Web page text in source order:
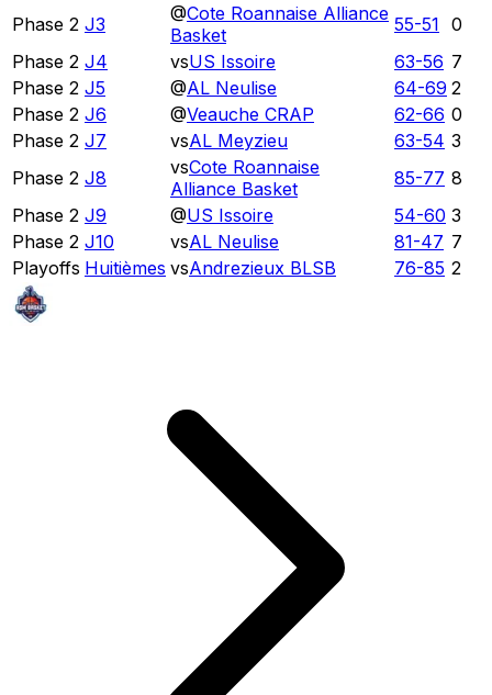
Phase 2 J3 @Cote Roannaise Alliance
Basket
55-51 0
Phase 2 J4 vsUS Issoire 63-56 7
Phase 2 J5 @AL Neulise 64-69 2
Phase 2 J6 @Veauche CRAP 62-66 0
Phase 2 J7 vsAL Meyzieu 63-54 3
Phase 2 J8 vsCote Roannaise
Alliance Basket
85-77 8
Phase 2 J9 @US Issoire 54-60 3
Phase 2 J10 vsAL Neulise 81-47 7
Playoffs Huitièmes vsAndrezieux BLSB 76-85 2